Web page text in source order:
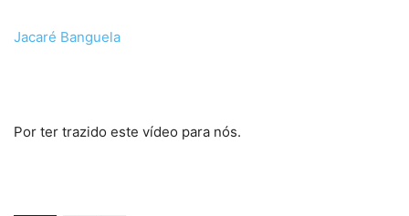
Jacaré Banguela
Por ter trazido este vídeo para nós.